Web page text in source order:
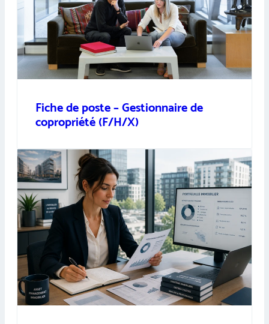
Fiche de poste – Gestionnaire de
copropriété (F/H/X)